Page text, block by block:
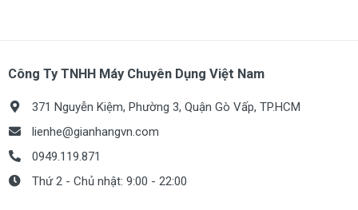
Công Ty TNHH Máy Chuyên Dụng Việt Nam
371 Nguyễn Kiệm, Phường 3, Quận Gò Vấp, TP.HCM
lienhe@gianhangvn.com
0949.119.871
Thứ 2 - Chủ nhật: 9:00 - 22:00